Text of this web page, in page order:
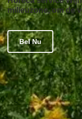
milieuzone, om de
Bel Nu